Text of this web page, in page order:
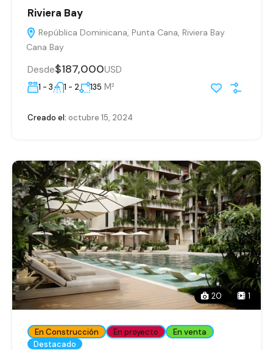
Riviera Bay
República Dominicana, Punta Cana, Riviera Bay
Cana Bay
Desde$187,000USD
1 - 3 1 - 2 135 M²
Creado el: octubre 15, 2024
20 1
En Construcción En proyecto
En venta
Destacado